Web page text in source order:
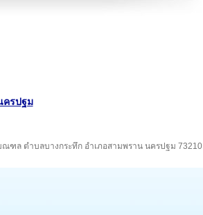
ครปฐม
ล ตำบลบางกระทึก อำเภอสามพราน นครปฐม 73210